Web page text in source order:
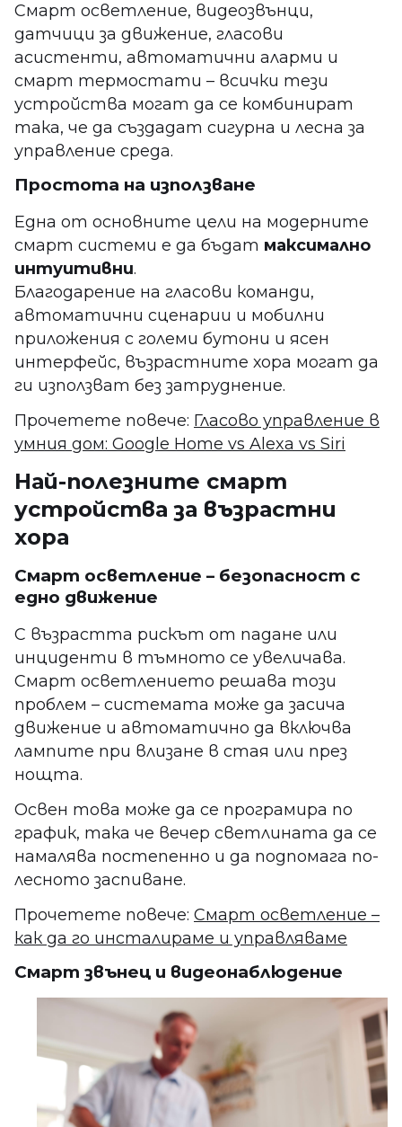
Смарт осветление, видеозвънци,
датчици за движение, гласови
асистенти, автоматични аларми и
смарт термостати – всички тези
устройства могат да се комбинират
така, че да създадат сигурна и лесна за
управление среда.
Простота на използване
Една от основните цели на модерните
смарт системи е да бъдат максимално
интуитивни.
Благодарение на гласови команди,
автоматични сценарии и мобилни
приложения с големи бутони и ясен
интерфейс, възрастните хора могат да
ги използват без затруднение.
Прочетете повече: Гласово управление в
умния дом: Google Home vs Alexa vs Siri
Най-полезните смарт
устройства за възрастни
хора
Смарт осветление – безопасност с
едно движение
С възрастта рискът от падане или
инциденти в тъмното се увеличава.
Смарт осветлението решава този
проблем – системата може да засича
движение и автоматично да включва
лампите при влизане в стая или през
нощта.
Освен това може да се програмира по
график, така че вечер светлината да се
намалява постепенно и да подпомага по-
лесното заспиване.
Прочетете повече: Смарт осветление –
как да го инсталираме и управляваме
Смарт звънец и видеонаблюдение